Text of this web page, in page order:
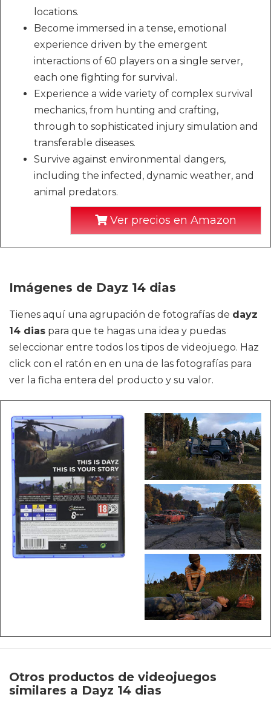
locations.
Become immersed in a tense, emotional
experience driven by the emergent
interactions of 60 players on a single server,
each one fighting for survival.
Experience a wide variety of complex survival
mechanics, from hunting and crafting,
through to sophisticated injury simulation and
transferable diseases.
Survive against environmental dangers,
including the infected, dynamic weather, and
animal predators.
Ver precios en Amazon
Imágenes de Dayz 14 dias
Tienes aquí una agrupación de fotografías de dayz
14 dias para que te hagas una idea y puedas
seleccionar entre todos los tipos de videojuego. Haz
click con el ratón en en una de las fotografías para
ver la ficha entera del producto y su valor.
Otros productos de videojuegos
similares a Dayz 14 dias